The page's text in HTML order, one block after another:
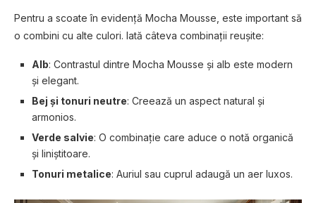
Pentru a scoate în evidență Mocha Mousse, este important să
o combini cu alte culori. Iată câteva combinații reușite:
Alb: Contrastul dintre Mocha Mousse și alb este modern
și elegant.
Bej și tonuri neutre: Creează un aspect natural și
armonios.
Verde salvie: O combinație care aduce o notă organică
și liniștitoare.
Tonuri metalice: Auriul sau cuprul adaugă un aer luxos.